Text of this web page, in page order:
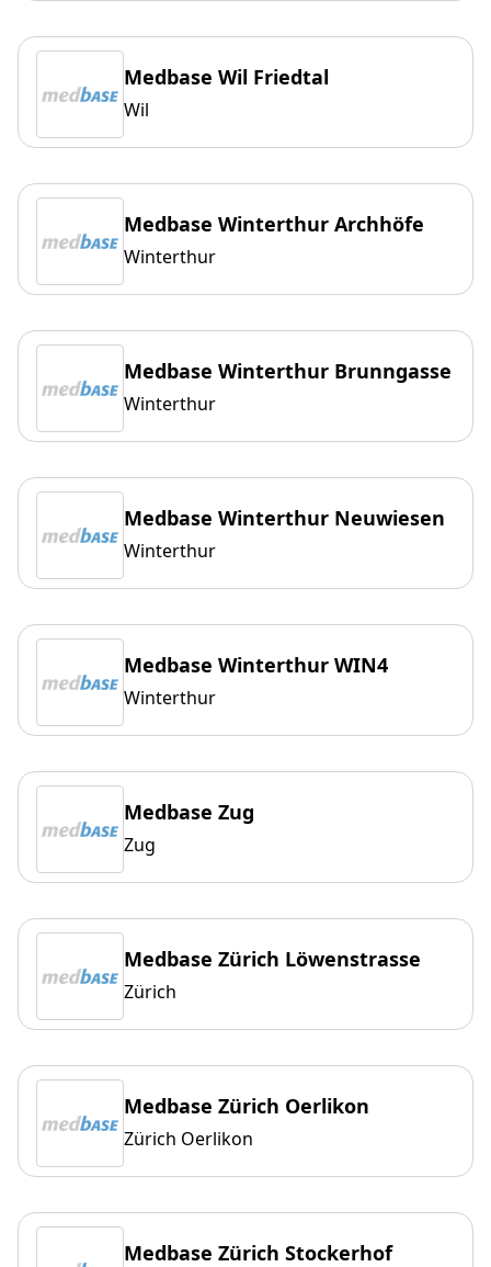
Medbase Wil Friedtal
Wil
Medbase Winterthur Archhöfe
Winterthur
Medbase Winterthur Brunngasse
Winterthur
Medbase Winterthur Neuwiesen
Winterthur
Medbase Winterthur WIN4
Winterthur
Medbase Zug
Zug
Medbase Zürich Löwenstrasse
Zürich
Medbase Zürich Oerlikon
Zürich Oerlikon
Medbase Zürich Stockerhof